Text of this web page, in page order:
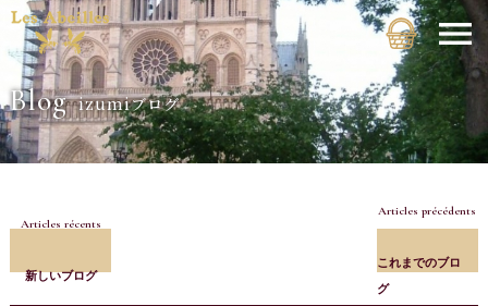
Blog izumiブログ
Articles récents
新しいブログ
Articles précédents
これまでのブロ
グ